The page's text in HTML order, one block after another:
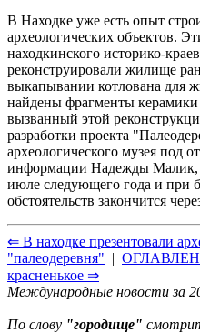
В Находке уже есть опыт
археологических объектов.
находкинского историко-
реконструировали жилище
выкапывании котлована для
найдены фрагменты
вызванный этой
разработки проекта
археологического музея под
информации Надежды Малик,
июле следующего года и при
обстоятельств закончится
⇐ В находке презентовали
"палеодеревня" |
красненькое ⇒
Международные новости за
По слову "городище"